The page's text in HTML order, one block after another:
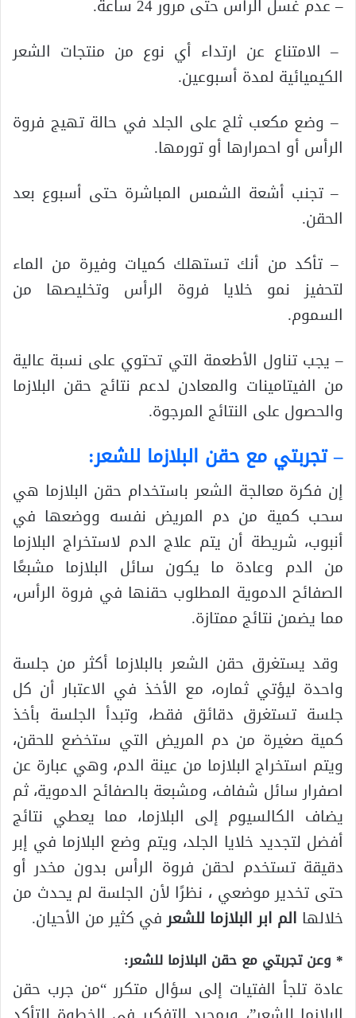
– عدم غسل الرأس حتى مرور 24 ساعة.
– الامتناع عن ارتداء أي نوع من منتجات الشعر
الكيميائية لمدة أسبوعين.
– وضع مكعب ثلج على الجلد في حالة تهيج فروة
الرأس أو احمرارها أو تورمها.
– تجنب أشعة الشمس المباشرة حتى أسبوع بعد
الحقن.
– تأكد من أنك تستهلك كميات وفيرة من الماء
لتحفيز نمو خلايا فروة الرأس وتخليصها من
السموم.
– يجب تناول الأطعمة التي تحتوي على نسبة عالية
من الفيتامينات والمعادن لدعم نتائج حقن البلازما
والحصول على النتائج المرجوة.
– تجربتي مع حقن البلازما للشعر:
إن فكرة معالجة الشعر باستخدام حقن البلازما هي
سحب كمية من دم المريض نفسه ووضعها في
أنبوب، شريطة أن يتم علاج الدم لاستخراج البلازما
من الدم وعادة ما يكون سائل البلازما مشبعًا
الصفائح الدموية المطلوب حقنها في فروة الرأس،
مما يضمن نتائج ممتازة.
وقد يستغرق حقن الشعر بالبلازما أكثر من جلسة
واحدة ليؤتي ثماره، مع الأخذ في الاعتبار أن كل
جلسة تستغرق دقائق فقط، وتبدأ الجلسة بأخذ
كمية صغيرة من دم المريض التي ستخضع للحقن،
ويتم استخراج البلازما من عينة الدم، وهي عبارة عن
اصفرار سائل شفاف، ومشبعة بالصفائح الدموية، ثم
يضاف الكالسيوم إلى البلازما، مما يعطي نتائج
أفضل لتجديد خلايا الجلد، ويتم وضع البلازما في إبر
دقيقة تستخدم لحقن فروة الرأس بدون مخدر أو
حتى تخدير موضعي ، نظرًا لأن الجلسة لم يحدث من
خلالها الم ابر البلازما للشعرفي كثير من الأحيان.
* وعن تجربتي مع حقن البلازما للشعر:
عادة تلجأ الفتيات إلى سؤال متكرر “من جرب حقن